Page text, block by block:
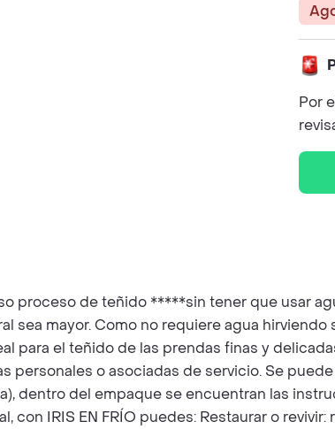
Por
proceso de teñido *****sin tener que usar
sea mayor. Como no requiere agua
para el teñido de las prendas finas y
personales o asociadas de servicio. Se
dentro del empaque se encuentran las
con IRIS EN FRÍO puedes: Restaurar o